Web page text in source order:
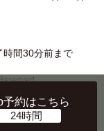
予約はこちら
時間30分前まで